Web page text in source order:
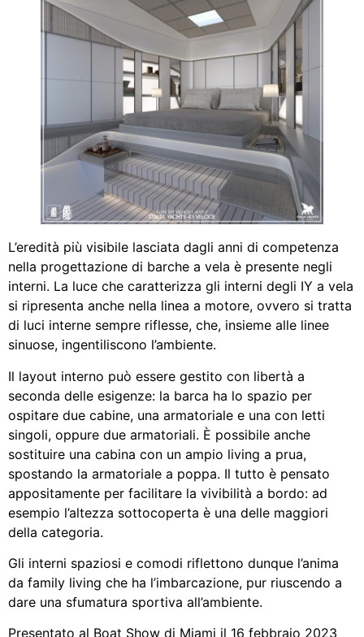
L’eredità più visibile lasciata dagli anni di competenza
nella progettazione di barche a vela è presente negli
interni. La luce che caratterizza gli interni degli IY a vela
si ripresenta anche nella linea a motore, ovvero si tratta
di luci interne sempre riflesse, che, insieme alle linee
sinuose, ingentiliscono l’ambiente.
Il layout interno può essere gestito con libertà a
seconda delle esigenze: la barca ha lo spazio per
ospitare due cabine, una armatoriale e una con letti
singoli, oppure due armatoriali. È possibile anche
sostituire una cabina con un ampio living a prua,
spostando la armatoriale a poppa. Il tutto è pensato
appositamente per facilitare la vivibilità a bordo: ad
esempio l’altezza sottocoperta è una delle maggiori
della categoria.
Gli interni spaziosi e comodi riflettono dunque l’anima
da family living che ha l’imbarcazione, pur riuscendo a
dare una sfumatura sportiva all’ambiente.
Presentato al Boat Show di Miami il 16 febbraio 2023